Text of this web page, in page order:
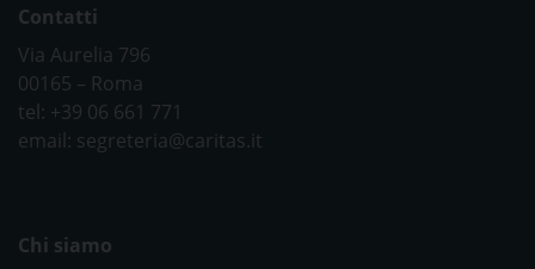
Contatti
Via Aurelia 796
00165 – Roma
tel: +39 06 661 771
email: segreteria@caritas.it
Chi siamo